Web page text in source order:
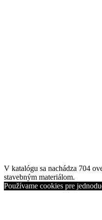
V katalógu sa nachádza 704
stavebným materiálom.
Používame cookies pre